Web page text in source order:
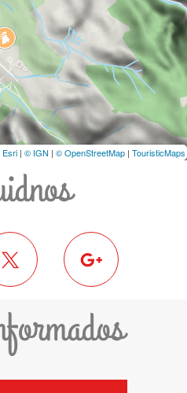
Esri | © IGN | © OpenStreetMap | TouristicMaps